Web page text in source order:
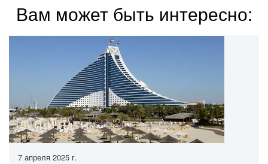
Вам может быть интересно:
7 апреля 2025 г.